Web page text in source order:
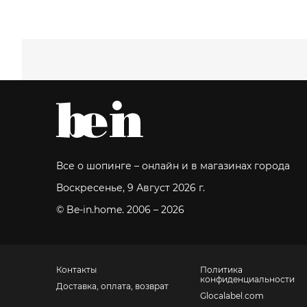
Все о шопинге – онлайн и в магазинах города
Воскресенье, 9 Август 2026 г.
© Be-in.home. 2006 – 2026
Контакты
Доставка, оплата, возврат
Политика
конфиденциальности
Glocalabel.com